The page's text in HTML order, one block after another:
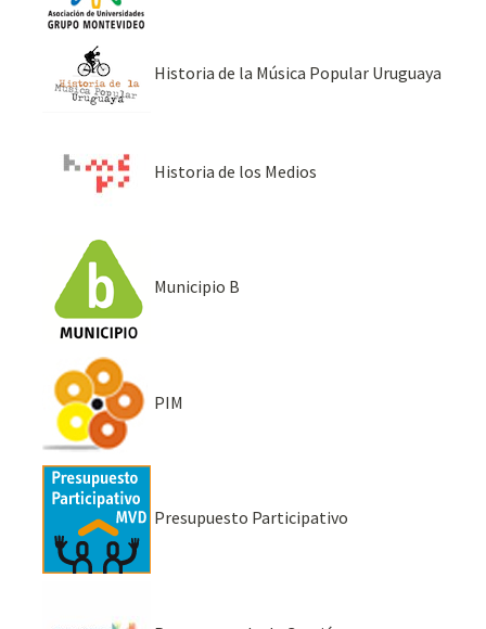
Historia de la Música Popular Uruguaya
Historia de los Medios
Municipio B
PIM
Presupuesto Participativo